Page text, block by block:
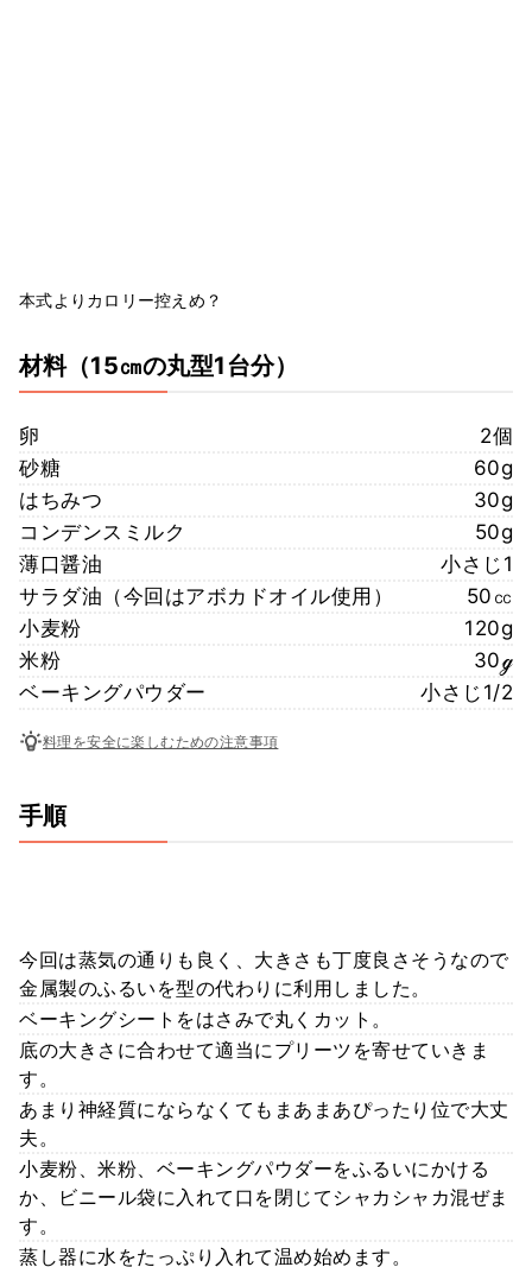
本式よりカロリー控えめ？
材料（15㎝の丸型1台分）
卵
2個
砂糖
60g
はちみつ
30g
コンデンスミルク
50g
薄口醤油
小さじ1
サラダ油（今回はアボカドオイル使用）
50㏄
小麦粉
120g
米粉
30ℊ
ベーキングパウダー
小さじ1/2
料理を安全に楽しむための注意事項
手順
今回は蒸気の通りも良く、大きさも丁度良さそうなので
金属製のふるいを型の代わりに利用しました。
ベーキングシートをはさみで丸くカット。
底の大きさに合わせて適当にプリーツを寄せていきま
す。
あまり神経質にならなくてもまあまあぴったり位で大丈
夫。
小麦粉、米粉、ベーキングパウダーをふるいにかける
か、ビニール袋に入れて口を閉じてシャカシャカ混ぜま
す。
蒸し器に水をたっぷり入れて温め始めます。